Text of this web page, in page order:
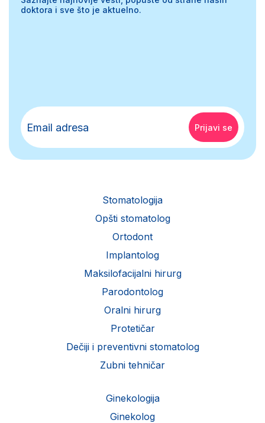
doktora i sve što je aktuelno.
Stomatologija
Opšti stomatolog
Ortodont
Implantolog
Maksilofacijalni hirurg
Parodontolog
Oralni hirurg
Protetičar
Dečiji i preventivni stomatolog
Zubni tehničar
Ginekologija
Ginekolog